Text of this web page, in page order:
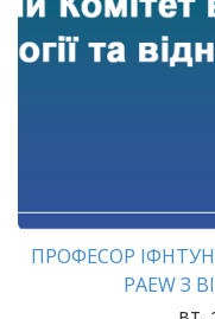
ПРОФЕСОР
PAEW З